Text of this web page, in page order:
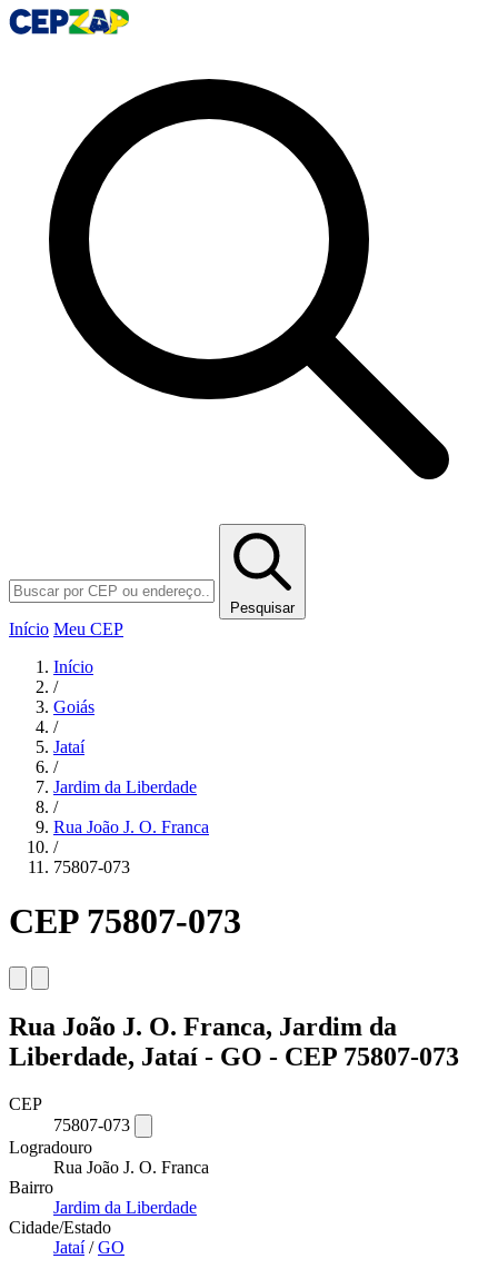
Pesquisar
Início Meu CEP
Início
/
Goiás
/
Jataí
/
Jardim da Liberdade
/
Rua João J. O. Franca
/
75807-073
CEP 75807-073
Rua João J. O. Franca, Jardim da
Liberdade, Jataí - GO - CEP 75807-073
CEP
75807-073
Logradouro
Rua João J. O. Franca
Bairro
Jardim da Liberdade
Cidade/Estado
Jataí/GO